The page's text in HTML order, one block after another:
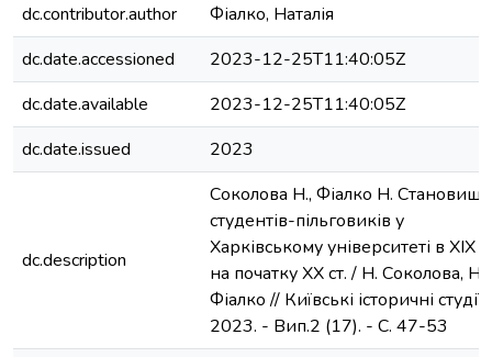
dc.contributor.author
Фіалко, Наталія
dc.date.accessioned
2023-12-25T11:40:05Z
dc.date.available
2023-12-25T11:40:05Z
dc.date.issued
2023
dc.description
Соколова Н., Фіалко Н. Становище
студентів-пільговиків у
Харківському університеті в XIX
на початку XX ст. / Н. Соколова, Н.
Фіалко // Київські історичні
2023. - Вип.2 (17). - С. 47-53